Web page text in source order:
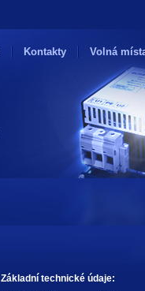
Kontakty Volná
Základní technické údaje: